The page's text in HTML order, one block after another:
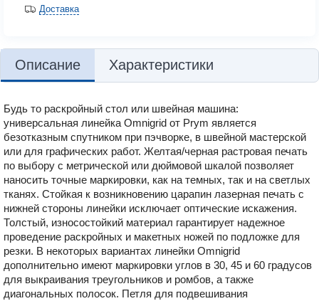
Доставка
Описание Характеристики
Будь то раскройный стол или швейная машина:
универсальная линейка Omnigrid от Prym является
безотказным спутником при пэчворке, в швейной мастерской
или для графических работ. Желтая/черная растровая печать
по выбору с метрической или дюймовой шкалой позволяет
наносить точные маркировки, как на темных, так и на светлых
тканях. Стойкая к возникновению царапин лазерная печать с
нижней стороны линейки исключает оптические искажения.
Толстый, износостойкий материал гарантирует надежное
проведение раскройных и макетных ножей по подложке для
резки. В некоторых вариантах линейки Omnigrid
дополнительно имеют маркировки углов в 30, 45 и 60 градусов
для выкраивания треугольников и ромбов, а также
диагональных полосок. Петля для подвешивания